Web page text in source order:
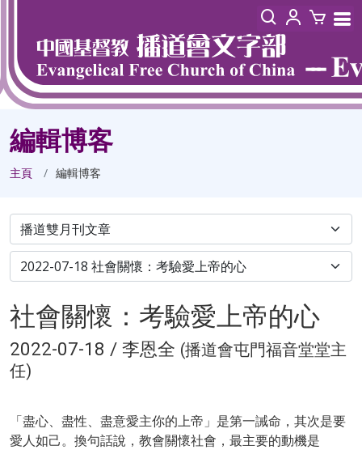
編輯博客
主頁 編輯博客
社會關懷：考驗愛上帝的心
2022-07-18 / 李恩全 (播道會屯門福音堂堂主
任)
「盡心、盡性、盡意愛主你的上帝」是第一誡命，其次是要
愛人如己。換句話說，教會關懷社會，最主要的動機是